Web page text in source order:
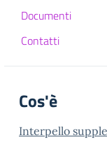
Documenti
Contatti
Cos'è
Interpello